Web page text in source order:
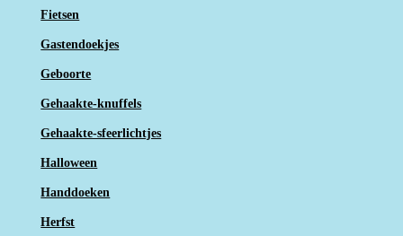
Fietsen
Gastendoekjes
Geboorte
Gehaakte-knuffels
Gehaakte-sfeerlichtjes
Halloween
Handdoeken
Herfst